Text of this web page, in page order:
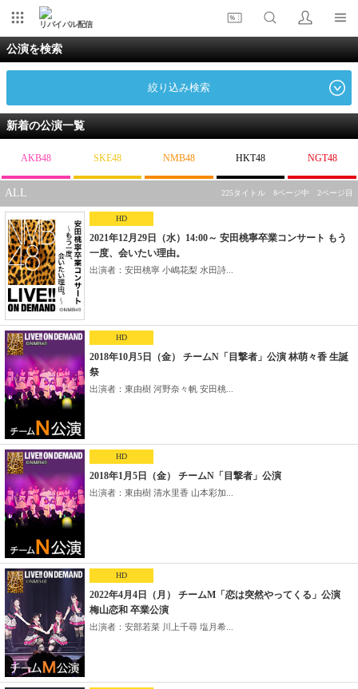
リバイバル配信
公演を検索
絞り込み検索
新着の公演一覧
AKB48 SKE48 NMB48 HKT48 NGT48
ALL 225タイトル 8ページ中 2ページ目
HD
2021年12月29日（水）14:00～ 安田桃寧卒業コンサート もう
一度、会いたい理由。
出演者：安田桃寧 小嶋花梨 水田詩...
HD
2018年10月5日（金） チームN「目撃者」公演 林萌々香 生誕
祭
出演者：東由樹 河野奈々帆 安田桃...
HD
2018年1月5日（金） チームN「目撃者」公演
出演者：東由樹 清水里香 山本彩加...
HD
2022年4月4日（月） チームM「恋は突然やってくる」公演
梅山恋和 卒業公演
出演者：安部若菜 川上千尋 塩月希...